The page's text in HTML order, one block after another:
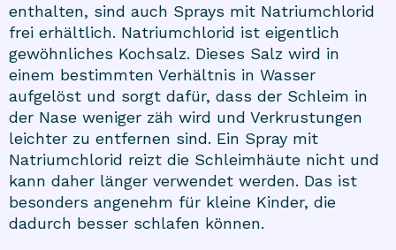
enthalten, sind auch Sprays mit Natriumchlorid
frei erhältlich. Natriumchlorid ist eigentlich
gewöhnliches Kochsalz. Dieses Salz wird in
einem bestimmten Verhältnis in Wasser
aufgelöst und sorgt dafür, dass der Schleim in
der Nase weniger zäh wird und Verkrustungen
leichter zu entfernen sind. Ein Spray mit
Natriumchlorid reizt die Schleimhäute nicht und
kann daher länger verwendet werden. Das ist
besonders angenehm für kleine Kinder, die
dadurch besser schlafen können.